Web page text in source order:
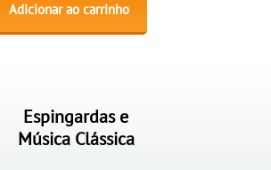
Adicionar ao carrinho
Espingardas e
Música Clássica